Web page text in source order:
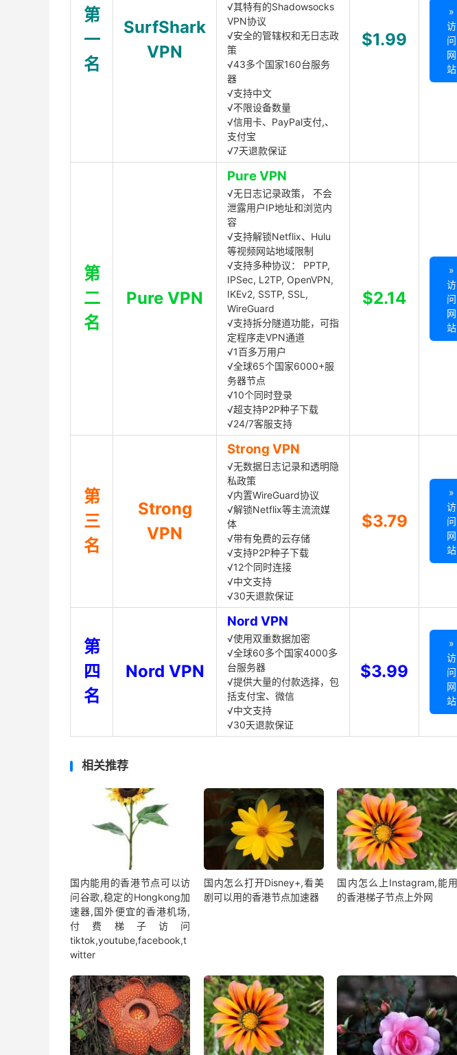
第
一
名
SurfShark
VPN
√其特有的Shadowsocks
VPN协议
√安全的管辖权和无日志政
策
√43多个国家160台服务
器
√支持中文
√不限设备数量
√信用卡、PayPal支付,、
支付宝
√7天退款保证
$1.99
»
访
问
网
站
第
二
名
Pure VPN
Pure VPN
√无日志记录政策， 不会
泄露用户IP地址和浏览内
容
√支持解锁Netflix、Hulu
等视频网站地域限制
√支持多种协议： PPTP,
IPSec, L2TP, OpenVPN,
IKEv2, SSTP, SSL,
WireGuard
√支持拆分隧道功能，可指
定程序走VPN通道
√1百多万用户
√全球65个国家6000+服
务器节点
√10个同时登录
√超支持P2P种子下载
√24/7客服支持
$2.14
»
访
问
网
站
第
三
名
Strong
VPN
Strong VPN
√无数据日志记录和透明隐
私政策
√内置WireGuard协议
√解锁Netflix等主流流媒
体
√带有免费的云存储
√支持P2P种子下载
√12个同时连接
√中文支持
√30天退款保证
$3.79
»
访
问
网
站
第
四
名
Nord VPN
Nord VPN
√使用双重数据加密
√全球60多个国家4000多
台服务器
√提供大量的付款选择，包
括支付宝、微信
√中文支持
√30天退款保证
$3.99
»
访
问
网
站
相关推荐
国内能用的香港节点可以访
问谷歌,稳定的Hongkong加
速器,国外便宜的香港机场,
付费梯子访问
tiktok,youtube,facebook,t
witter
国内怎么打开Disney+,看美
剧可以用的香港节点加速器
国内怎么上Instagram,能用
的香港梯子节点上外网